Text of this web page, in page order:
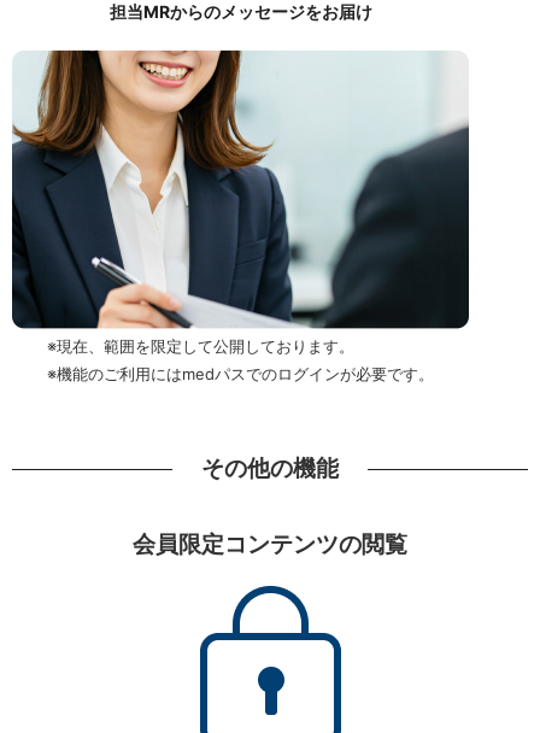
担当MRからのメッセージをお届け
※現在、範囲を限定して公開しております。
※機能のご利用にはmedパスでのログインが必要です。
その他の機能
会員限定コンテンツの閲覧